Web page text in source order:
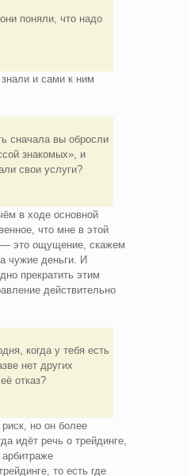
поняли, что надо
и сами к ним
сначала вы обросли
знакомых», и
свои услуги?
в ходе основной
что мне в этой
— это ощущение, скажем
чужие деньги. И
прекратить этим
действительно
когда у тебя есть
нет других
отказ?
но он более
идёт речь о трейдинге,
арбитраже
то есть где